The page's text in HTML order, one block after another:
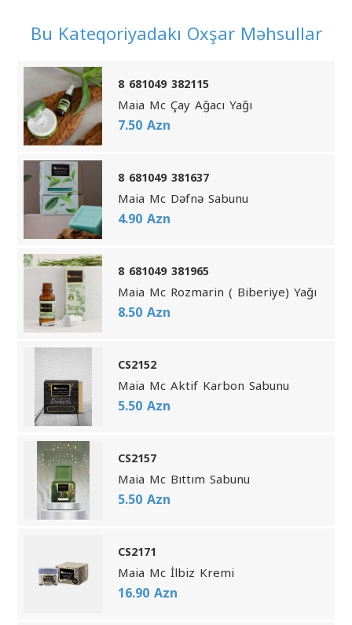
Bu Kateqoriyadakı Oxşar Məhsullar
8 681049 382115
Maia Mc Çay Ağacı Yağı
7.50 Azn
8 681049 381637
Maia Mc Dəfnə Sabunu
4.90 Azn
8 681049 381965
Maia Mc Rozmarin ( Biberiye) Yağı
8.50 Azn
CS2152
Maia Mc Aktif Karbon Sabunu
5.50 Azn
CS2157
Maia Mc Bıttım Sabunu
5.50 Azn
CS2171
Maia Mc İlbiz Kremi
16.90 Azn